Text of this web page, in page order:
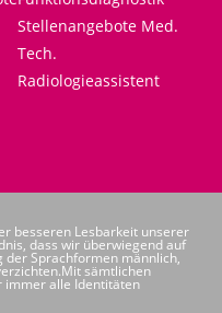
Stellenangebote Med.
Tech.
Radiologieassistent
besseren Lesbarkeit unserer
dass wir überwiegend auf
der Sprachformen männlich,
sämtlichen
immer alle Identitäten